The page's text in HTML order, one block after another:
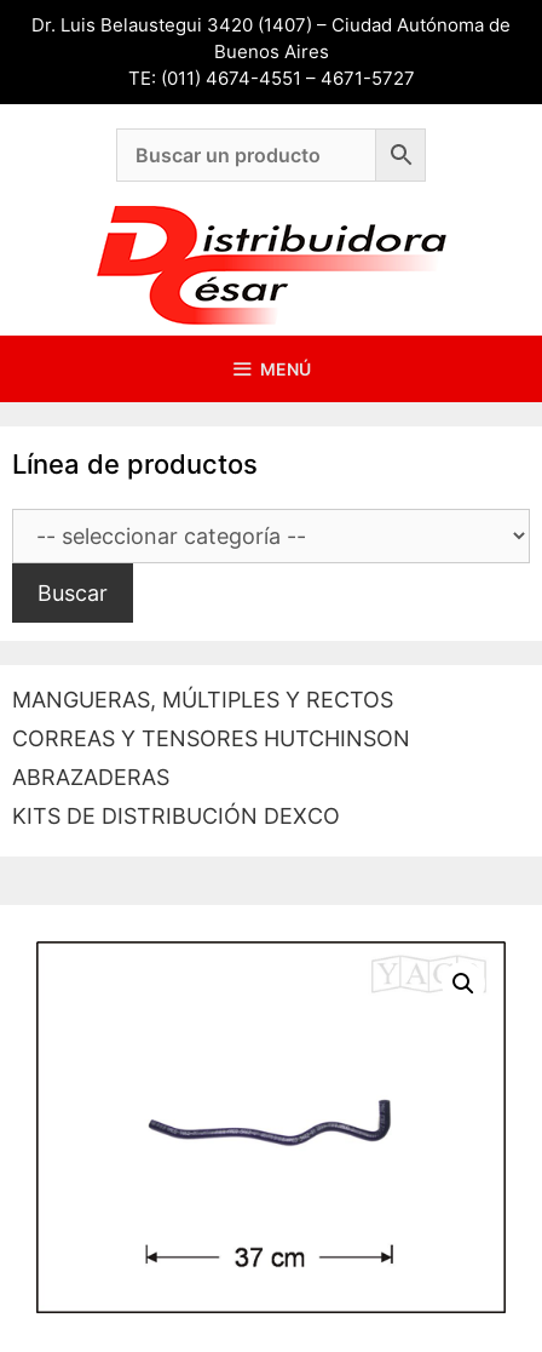
SaltarDr. Luis Belaustegui 3420 (1407) – Ciudad Autónoma de
Buenos Aires
TE: (011) 4674-4551 – 4671-5727
MENÚ
Línea de productos
Buscar
MANGUERAS, MÚLTIPLES Y RECTOS
CORREAS Y TENSORES HUTCHINSON
ABRAZADERAS
KITS DE DISTRIBUCIÓN DEXCO